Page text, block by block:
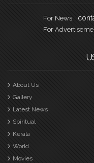
For News:
For
About Us
Gallery
Latest News
Spiritual
Kerala
World
Movies